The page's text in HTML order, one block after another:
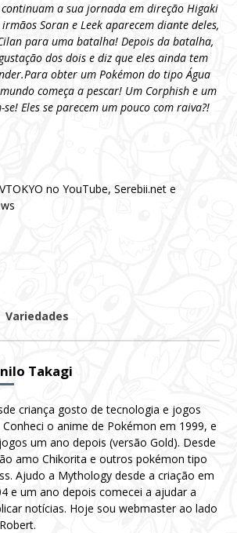
continuam a sua jornada em direção Higaki
Soran e Leek aparecem diante deles,
para uma batalha! Depois da batalha,
dos dois e diz que eles ainda tem
.Para obter um Pokémon do tipo Água
começa a pescar! Um Corphish e um
se! Eles se parecem um pouco com raiva?!
no YouTube, Serebii.net e
Blast News
Variedades
Takagi
criança gosto de tecnologia e jogos
Conheci o anime de Pokémon em 1999, e
um ano depois (versão Gold). Desde
amo Chikorita e outros pokémon tipo
Ajudo a Mythology desde a criação em
e um ano depois comecei a ajudar a
notícias. Hoje sou webmaster ao lado